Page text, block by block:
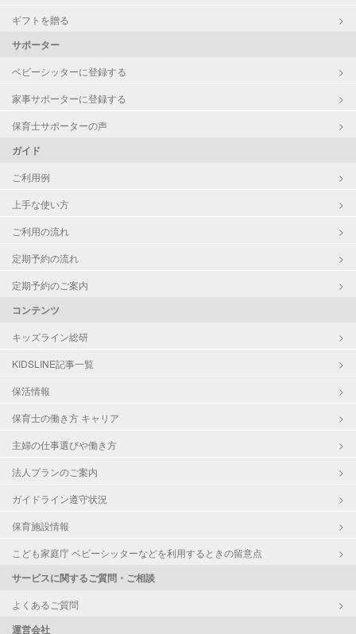
ギフトを贈る
サポーター
ベビーシッターに登録する
家事サポーターに登録する
保育士サポーターの声
ガイド
ご利用例
上手な使い方
ご利用の流れ
定期予約の流れ
定期予約のご案内
コンテンツ
キッズライン総研
KIDSLINE記事一覧
保活情報
保育士の働き方 キャリア
主婦の仕事選びや働き方
法人プランのご案内
ガイドライン遵守状況
保育施設情報
こども家庭庁 ベビーシッターなどを利用するときの留意点
サービスに関するご質問・ご相談
よくあるご質問
運営会社